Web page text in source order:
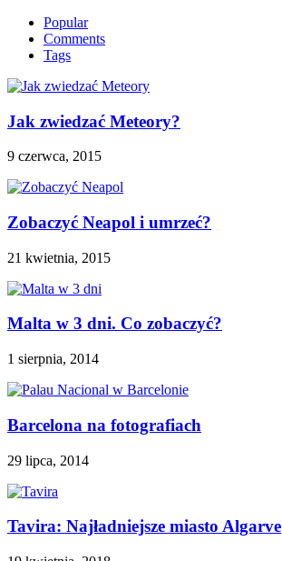
Popular
Comments
Tags
Jak zwiedzać Meteory?
9 czerwca, 2015
Zobaczyć Neapol i umrzeć?
21 kwietnia, 2015
Malta w 3 dni. Co zobaczyć?
1 sierpnia, 2014
Barcelona na fotografiach
29 lipca, 2014
Tavira: Najładniejsze miasto Algarve